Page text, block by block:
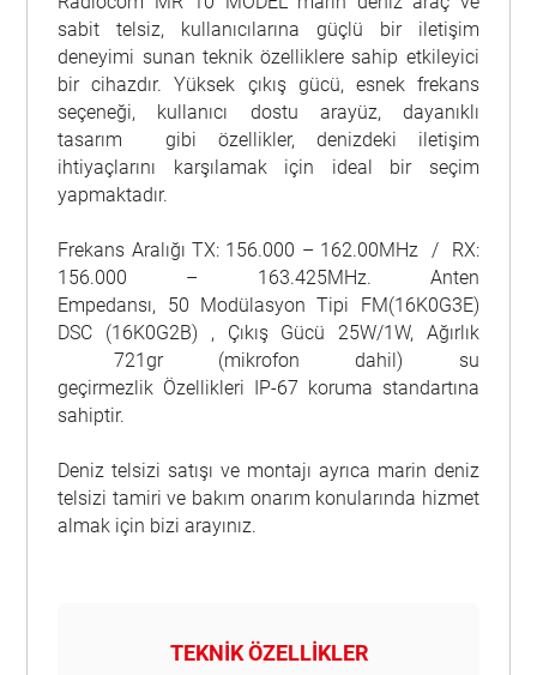
sabit telsiz, kullanıcılarına güçlü bir iletişim
deneyimi sunan teknik özelliklere sahip etkileyici
bir cihazdır. Yüksek çıkış gücü, esnek frekans
seçeneği, kullanıcı dostu arayüz, dayanıklı
tasarım gibi özellikler, denizdeki iletişim
ihtiyaçlarını karşılamak için ideal bir seçim
yapmaktadır.
Frekans Aralığı TX: 156.000 – 162.00MHz /
RX:
156.000 – 163.425MHz. Anten
Empedansı, 50 Modülasyon Tipi
FM(16K0G3E)
DSC (16K0G2B) , Çıkış Gücü 25W/1W, Ağırlık
721gr (mikrofon dahil) su
geçirmezlik Özellikleri
IP-67 koruma standartına
sahiptir.
Deniz telsizi satışı ve montajı ayrıca marin deniz
telsizi tamiri ve bakım onarım konularında hizmet
almak için bizi arayınız.
TEKNİK ÖZELLİKLER